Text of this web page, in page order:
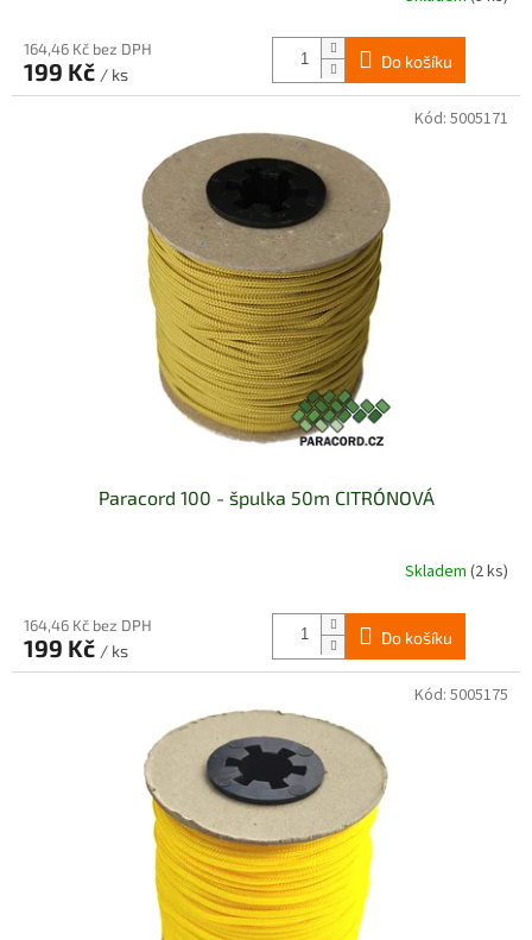
164,46 Kč bez DPH
199 Kč / ks
Do košíku
Paracord 100 - špulka 50m CITRÓNOVÁ
Skladem (2 ks)
164,46 Kč bez DPH
199 Kč / ks
Do košíku
Kód: 5005171
Kód: 5005175